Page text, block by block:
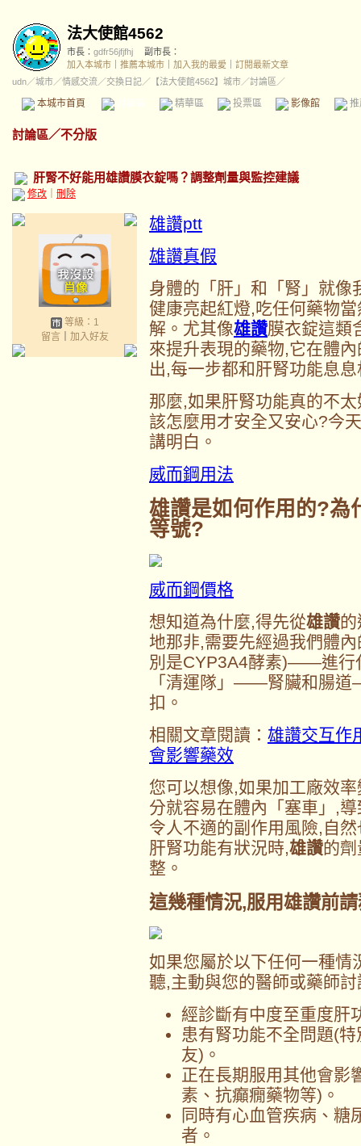
法大使館4562
市長： gdfr56jfjfhj
副市長：
加入本城市
推薦本城市 加入我的最愛
訂閱最新文章
udn／城市／情感交流／交換日記／ 【法大使館4562】城市／討論區／
本城市首頁 精華區 投票區 影像館
討論區／不分版
肝腎不好能用雄讚膜衣錠嗎？調整劑量與監控建議
修改 刪除
等級：1
留言｜ 加入好友
雄讚ptt
雄讚真假
身體的「肝」和「腎」就像
健康亮起紅燈,吃任何藥物
解。尤其像雄讚膜衣錠這類
來提升表現的藥物,它在體
出,每一步都和肝腎功能息
那麼,如果肝腎功能真的不
該怎麼用才安全又安心?今
講明白。
威而鋼用法
雄讚是如何作用的?為
等號?
威而鋼價格
想知道為什麼,得先從雄讚
地那非,需要先經過我們體
別是CYP3A4酵素)——進行
「清運隊」——腎臟和腸
扣。
相關文章閱讀： 雄讚交互作
會影響藥效
您可以想像,如果加工廠效
分就容易在體內「塞車」,
令人不適的副作用風險,自
肝腎功能有狀況時,雄讚的
整。
這幾種情況,服用雄讚前
如果您屬於以下任何一種情
聽,主動與您的醫師或藥師討
經診斷有中度至重度肝
患有腎功能不全問題(
友)。
正在長期服用其他會影
素、抗癲癇藥物等)。
同時有心血管疾病、糖
者。